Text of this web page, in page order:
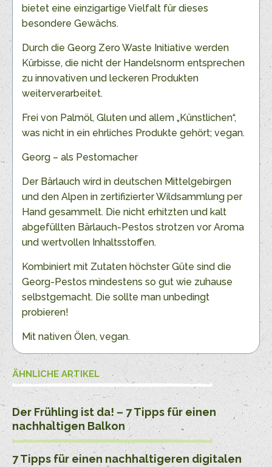
bietet eine einzigartige Vielfalt für dieses
besondere Gewächs.
Durch die Georg Zero Waste Initiative werden
Kürbisse, die nicht der Handelsnorm entsprechen
zu innovativen und leckeren Produkten
weiterverarbeitet.
Frei von Palmöl, Gluten und allem „Künstlichen“,
was nicht in ein ehrliches Produkte gehört; vegan.
Georg – als Pestomacher
Der Bärlauch wird in deutschen Mittelgebirgen
und den Alpen in zertifizierter Wildsammlung per
Hand gesammelt. Die nicht erhitzten und kalt
abgefüllten Bärlauch-Pestos strotzen vor Aroma
und wertvollen Inhaltsstoffen.
Kombiniert mit Zutaten höchster Güte sind die
Georg-Pestos mindestens so gut wie zuhause
selbstgemacht. Die sollte man unbedingt
probieren!
Mit nativen Ölen, vegan.
ÄHNLICHE ARTIKEL
Der Frühling ist da! – 7 Tipps für einen
nachhaltigen Balkon
7 Tipps für einen nachhaltigeren digitalen